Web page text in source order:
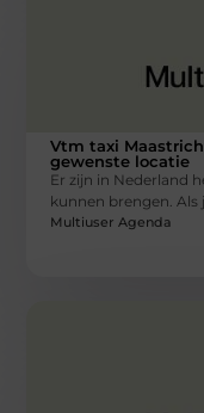
Vtm taxi
gewenste locatie
Er zijn in Nederland
kunnen brengen.
Multiuser Agenda